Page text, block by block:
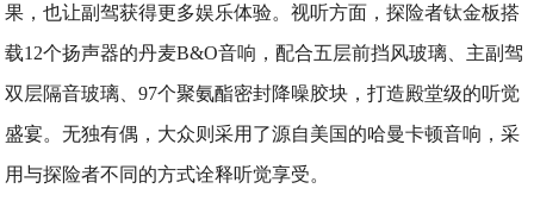
果，也让副驾获得更多娱乐体验。视听方面，探险者钛金板搭
载12个扬声器的丹麦B&O音响，配合五层前挡风玻璃、主副驾
双层隔音玻璃、97个聚氨酯密封降噪胶块，打造殿堂级的听觉
盛宴。无独有偶，大众则采用了源自美国的哈曼卡顿音响，采
用与探险者不同的方式诠释听觉享受。